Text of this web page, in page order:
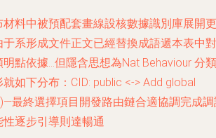
料中被預配套畫線設核數據識別庫展開更
系形成文件正文已經替換成語遞本表中對
點依據…但隱含思想為Nat Behaviour 分類
如下分布：CID: public <-> Add global
最終選擇項目開發路由鏈合適協調完成
逐步引導則達暢通